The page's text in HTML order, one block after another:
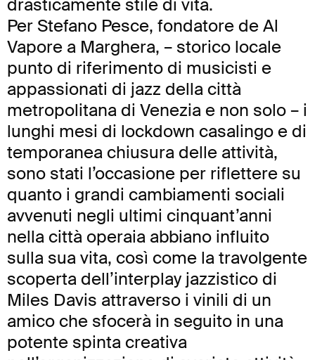
drasticamente stile di vita.
Per Stefano Pesce, fondatore de Al
Vapore a Marghera, – storico locale
punto di riferimento di musicisti e
appassionati di jazz della città
metropolitana di Venezia e non solo – i
lunghi mesi di lockdown casalingo e di
temporanea chiusura delle attività,
sono stati l’occasione per riflettere su
quanto i grandi cambiamenti sociali
avvenuti negli ultimi cinquant’anni
nella città operaia abbiano influito
sulla sua vita, così come la travolgente
scoperta dell’interplay jazzistico di
Miles Davis attraverso i vinili di un
amico che sfocerà in seguito in una
potente spinta creativa